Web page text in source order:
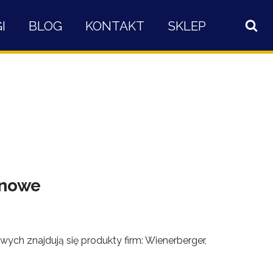
BLOG KONTAKT SKLEP
znajdują się produkty firm: Wienerberger,